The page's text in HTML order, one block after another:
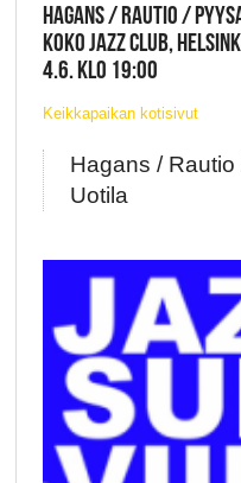
HAGANS / RAUTIO /
KOKO JAZZ CLUB,
4.6. KLO 19:00
Keikkapaikan kotisivut
Hagans /
Uotila